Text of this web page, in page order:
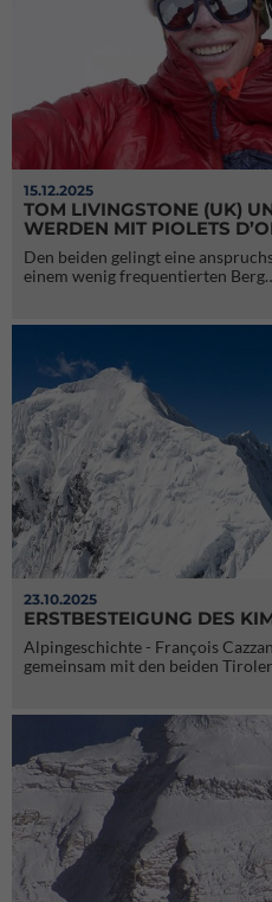
15.12.2025
TOM LIVINGSTONE (UK)
WERDEN MIT PIOLETS
Den beiden gelingt eine
einem wenig frequentierten
23.10.2025
ERSTBESTEIGUNG DES
Alpingeschichte - François
gemeinsam mit den beiden